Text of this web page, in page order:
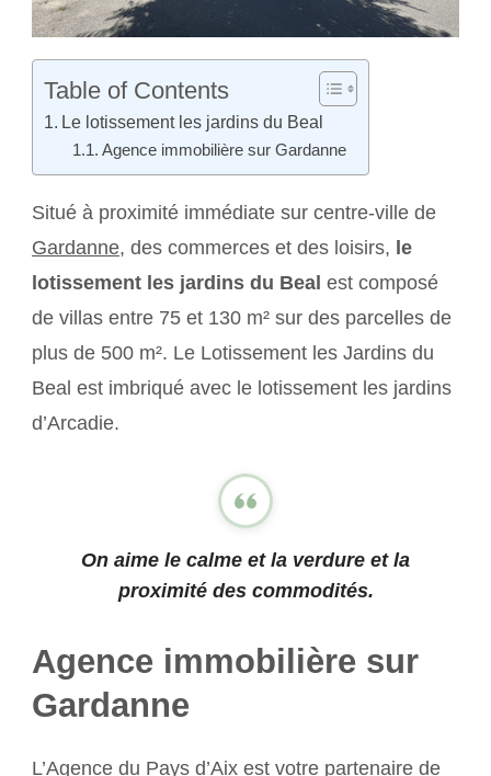
Table of Contents
Le lotissement les jardins du Beal
Agence immobilière sur Gardanne
Situé à proximité immédiate sur centre-ville de
Gardanne, des commerces et des loisirs, le
lotissement les jardins du Beal est composé
de villas entre 75 et 130 m² sur des parcelles de
plus de 500 m². Le Lotissement les Jardins du
Beal est imbriqué avec le lotissement les jardins
d’Arcadie.
On aime le calme et la verdure et la
proximité des commodités.
Agence immobilière sur
Gardanne
L’Agence du Pays d’Aix est votre partenaire de